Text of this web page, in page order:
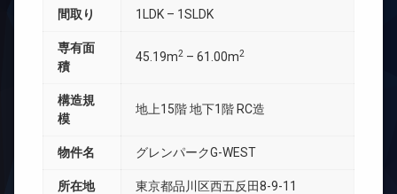
間取り 1LDK – 1SLDK
専有面
積
45.19m2 – 61.00m2
構造規
模
地上15階 地下1階 RC造
物件名 グレンパークG-WEST
所在地 東京都品川区西五反田8-9-11